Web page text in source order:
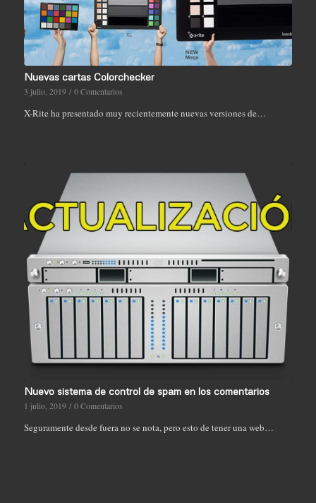
Nuevas cartas Colorchecker
3 julio, 2019 / 0 Comentarios
X-Rite ha presentado muy recientemente nuevas versiones de…
Nuevo sistema de control de spam en los comentarios
1 julio, 2019 / 0 Comentarios
Seguramente desde fuera no se nota, pero esto de tener una web…